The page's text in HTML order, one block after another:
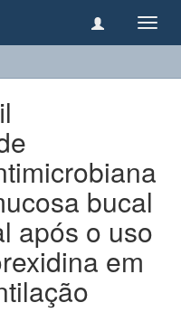
bucal
após o uso
em